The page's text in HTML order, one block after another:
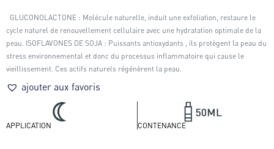
GLUCONOLACTONE : Molécule naturelle, induit une exfoliation, restaure le
cycle naturel de renouvellement cellulaire avec une hydratation optimale de la
peau. ISOFLAVONES DE SOJA : Puissants antioxydants , ils protègent la peau du
stress environnemental et donc du processus inflammatoire qui cause le
vieillissement. Ces actifs naturels régénèrent la peau.
ajouter aux favoris
APPLICATION CONTENANCE